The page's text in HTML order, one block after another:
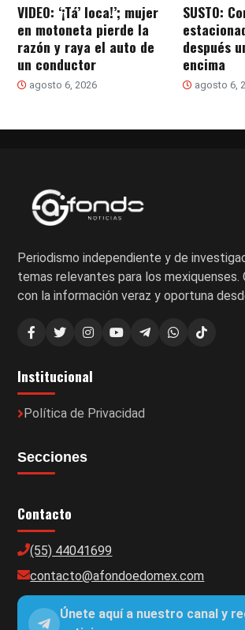
VIDEO: ‘¡Tá’ loca!’; mujer
en motoneta pierde la
razón y raya el auto de
un conductor
agosto 6, 2026
SUSTO:
después
encima
agosto 6,
Periodismo independiente y de
temas relevantes para los mexiquenses.
con la información veraz y oportuna
Institucional
Política de Privacidad
Secciones
Contacto
(55) 44041699
contacto@afondoedomex.com
Únete aquí a nuestro canal y